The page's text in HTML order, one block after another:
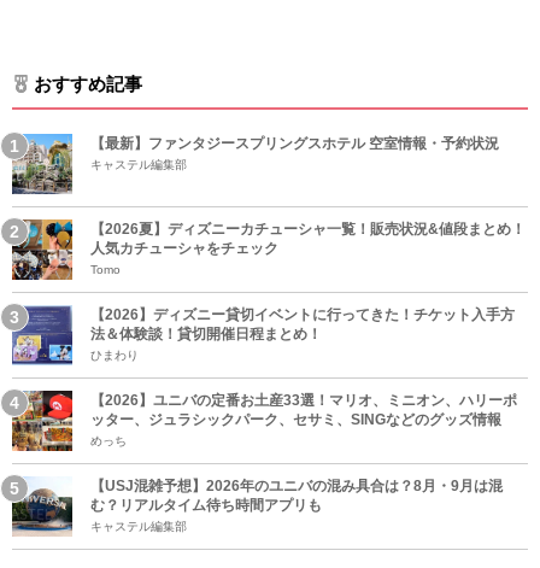
おすすめ記事
【最新】ファンタジースプリングスホテル 空室情報・予約状況
キャステル編集部
【2026夏】ディズニーカチューシャ一覧！販売状況&値段まとめ！
人気カチューシャをチェック
Tomo
【2026】ディズニー貸切イベントに行ってきた！チケット入手方
法＆体験談！貸切開催日程まとめ！
ひまわり
【2026】ユニバの定番お土産33選！マリオ、ミニオン、ハリーポ
ッター、ジュラシックパーク、セサミ、SINGなどのグッズ情報
めっち
【USJ混雑予想】2026年のユニバの混み具合は？8月・9月は混
む？リアルタイム待ち時間アプリも
キャステル編集部